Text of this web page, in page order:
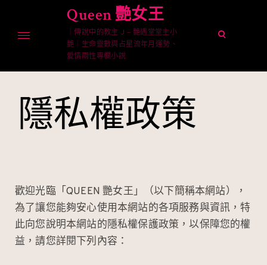
content
Queen 艷女王
｜傳說中的教主 J – 艷遇堂堂主小
艷｜生命靈數與占星流年月運勢、
愛情兩性專欄小說
open
隱私權政策
歡迎光臨「QUEEN 艷女王」（以下簡稱本網站），
為了讓您能夠安心使用本網站的各項服務與資訊，特
此向您說明本網站的隱私權保護政策，以保障您的權
益，請您詳閱下列內容：